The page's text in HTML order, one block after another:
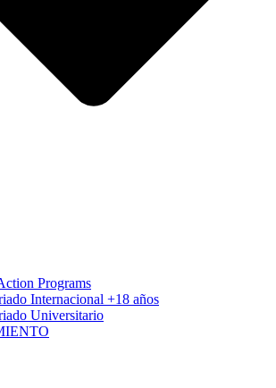
Programs
Internacional +18 años
Universitario